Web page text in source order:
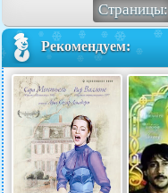
Страницы:
Рекомендуем: